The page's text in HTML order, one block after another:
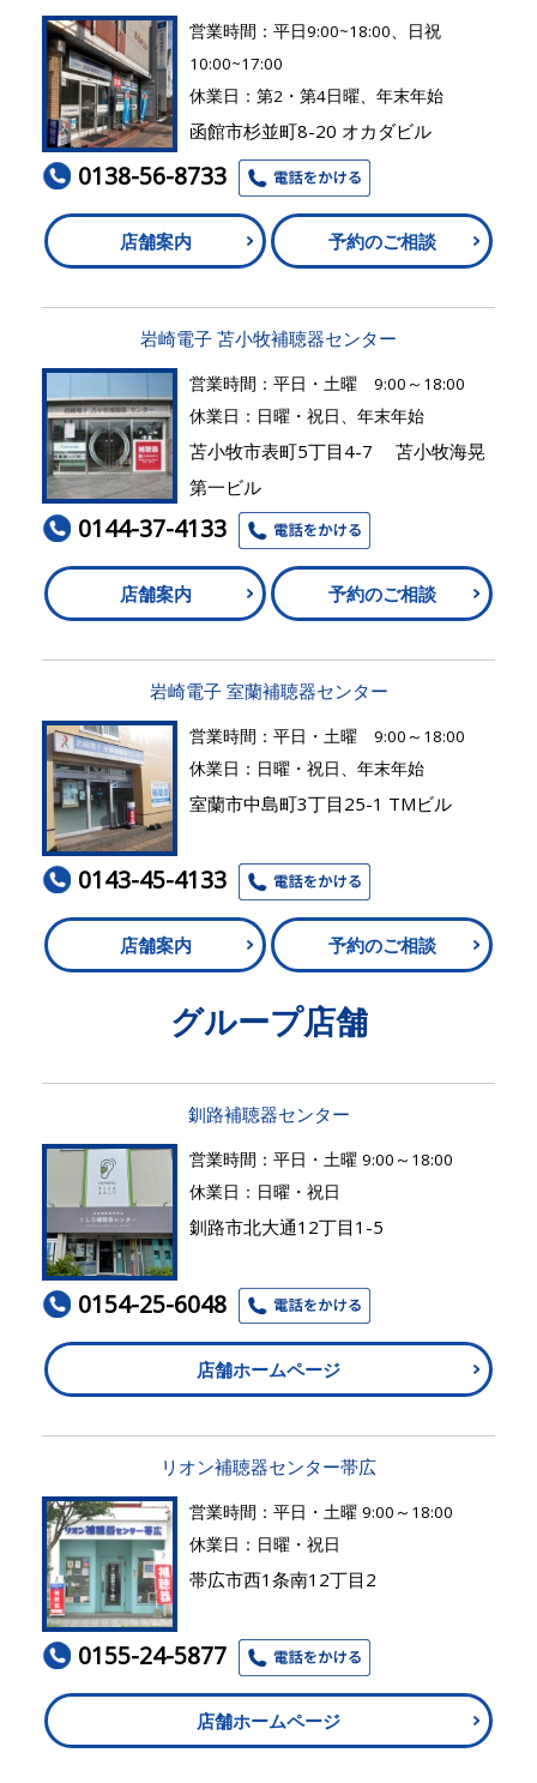
営業時間：平日9:00~18:00、日祝
10:00~17:00
休業日：第2・第4日曜、年末年始
函館市杉並町8-20 オカダビル
0138-56-8733
店舗案内 予約のご相談
岩崎電子 苫小牧補聴器センター
営業時間：平日・土曜 9:00～18:00
休業日：日曜・祝日、年末年始
苫小牧市表町5丁目4-7 苫小牧海晃
第一ビル
0144-37-4133
店舗案内 予約のご相談
岩崎電子 室蘭補聴器センター
営業時間：平日・土曜 9:00～18:00
休業日：日曜・祝日、年末年始
室蘭市中島町3丁目25-1 TMビル
0143-45-4133
店舗案内 予約のご相談
グループ店舗
釧路補聴器センター
営業時間：平日・土曜 9:00～18:00
休業日：日曜・祝日
釧路市北大通12丁目1-5
0154-25-6048
店舗ホームページ
リオン補聴器センター帯広
営業時間：平日・土曜 9:00～18:00
休業日：日曜・祝日
帯広市西1条南12丁目2
0155-24-5877
店舗ホームページ